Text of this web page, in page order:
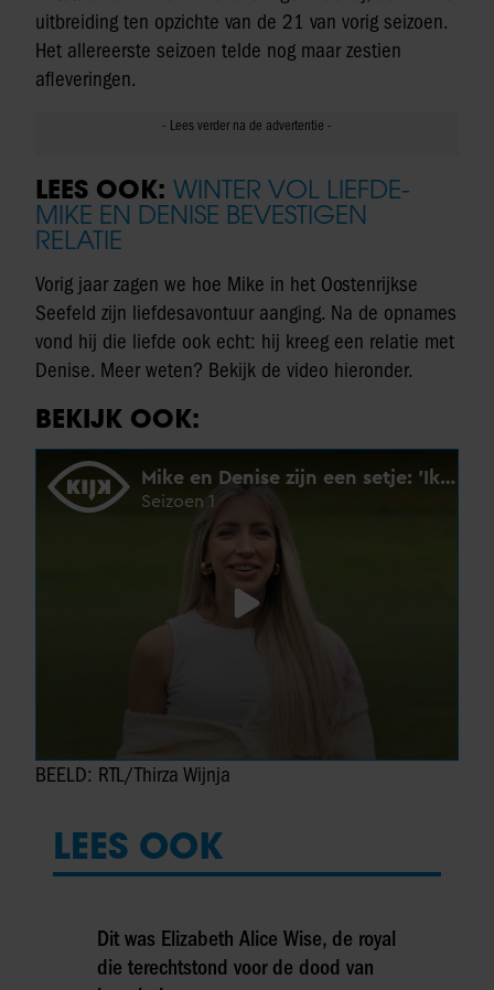
uitbreiding ten opzichte van de 21 van vorig seizoen.
Het allereerste seizoen telde nog maar zestien
afleveringen.
LEES OOK: WINTER VOL LIEFDE-
MIKE EN DENISE BEVESTIGEN
RELATIE
Vorig jaar zagen we hoe Mike in het Oostenrijkse
Seefeld zijn liefdesavontuur aanging. Na de opnames
vond hij die liefde ook echt: hij kreeg een relatie met
Denise. Meer weten? Bekijk de video hieronder.
BEKIJK OOK:
BEELD: RTL/Thirza Wijnja
LEES OOK
Dit was Elizabeth Alice Wise, de royal
die terechtstond voor de dood van